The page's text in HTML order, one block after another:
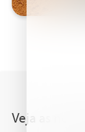
Veja as